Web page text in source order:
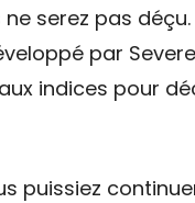
serez pas déçu.
par
indices pour
puissiez